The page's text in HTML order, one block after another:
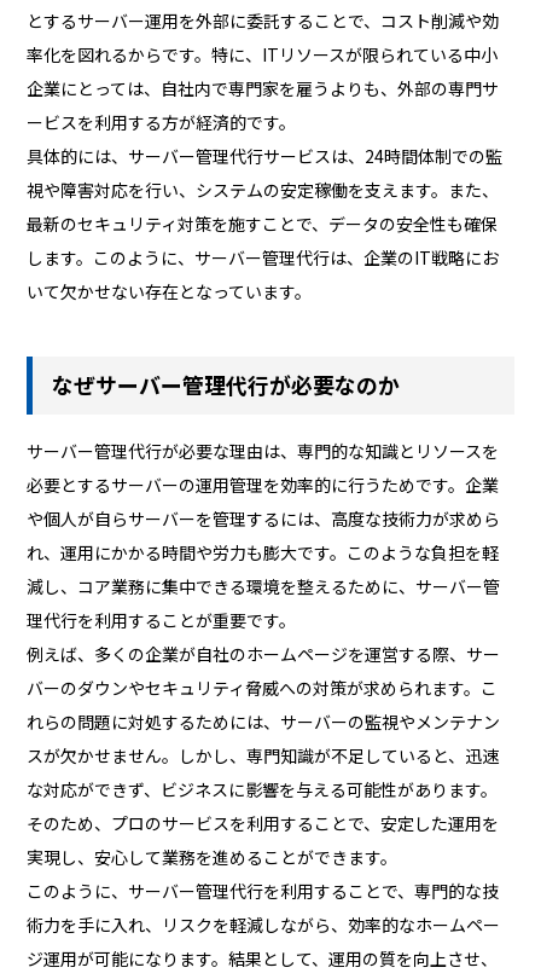
とするサーバー運用を外部に委託することで、コスト削減や効
率化を図れるからです。特に、ITリソースが限られている中小
企業にとっては、自社内で専門家を雇うよりも、外部の専門サ
ービスを利用する方が経済的です。
具体的には、サーバー管理代行サービスは、24時間体制での監
視や障害対応を行い、システムの安定稼働を支えます。また、
最新のセキュリティ対策を施すことで、データの安全性も確保
します。このように、サーバー管理代行は、企業のIT戦略にお
いて欠かせない存在となっています。
なぜサーバー管理代行が必要なのか
サーバー管理代行が必要な理由は、専門的な知識とリソースを
必要とするサーバーの運用管理を効率的に行うためです。企業
や個人が自らサーバーを管理するには、高度な技術力が求めら
れ、運用にかかる時間や労力も膨大です。このような負担を軽
減し、コア業務に集中できる環境を整えるために、サーバー管
理代行を利用することが重要です。
例えば、多くの企業が自社のホームページを運営する際、サー
バーのダウンやセキュリティ脅威への対策が求められます。こ
れらの問題に対処するためには、サーバーの監視やメンテナン
スが欠かせません。しかし、専門知識が不足していると、迅速
な対応ができず、ビジネスに影響を与える可能性があります。
そのため、プロのサービスを利用することで、安定した運用を
実現し、安心して業務を進めることができます。
このように、サーバー管理代行を利用することで、専門的な技
術力を手に入れ、リスクを軽減しながら、効率的なホームペー
ジ運用が可能になります。結果として、運用の質を向上させ、